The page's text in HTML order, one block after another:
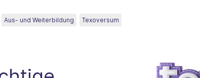
Aus- und Weiterbildung Texoversum